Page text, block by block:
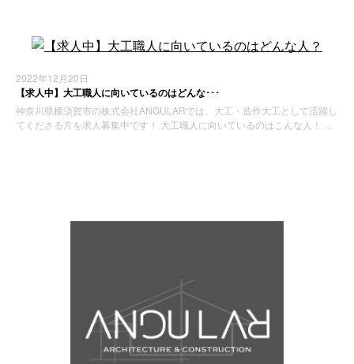
2022年12月20日
【求人中】大工職人に向いているのはどんな･･･
神奈川県横須賀市の株式会社ANGULARでは、大工・造作大工として活躍し
てくださる方を求人募集中です！ 大工職人に向いているのはこんな人！ …